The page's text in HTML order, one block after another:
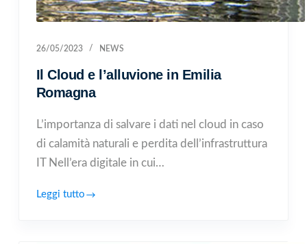
26/05/2023 NEWS
Il Cloud e l’alluvione in Emilia
Romagna
L’importanza di salvare i dati nel cloud in caso
di calamità naturali e perdita dell’infrastruttura
IT Nell’era digitale in cui…
Leggi tutto